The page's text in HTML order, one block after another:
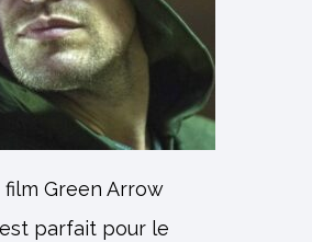
Green Arrow
parfait pour le